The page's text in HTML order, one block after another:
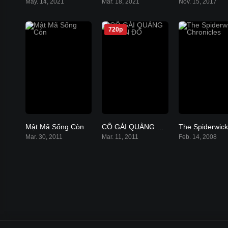
7.5
Mật Mã Sống Còn
Mar. 30, 2011
5.5
720p
CÔ GÁI QUÀNG KHĂN ĐỎ
Mar. 11, 2011 Feb. 14, 2008